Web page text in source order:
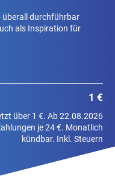
überall durchführbar
als Inspiration für
1 €
über 1 €. Ab 22.08.2026
je 24 €. Monatlich
kündbar. Inkl. Steuern